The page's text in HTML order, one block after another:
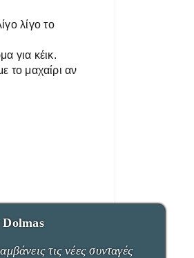
λίγο το
για κέικ.
το μαχαίρι αν
τις νέες συνταγές